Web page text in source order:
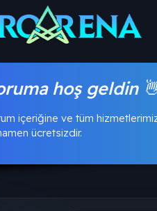
hoş geldin
içeriğine ve tüm
ücretsizdir.